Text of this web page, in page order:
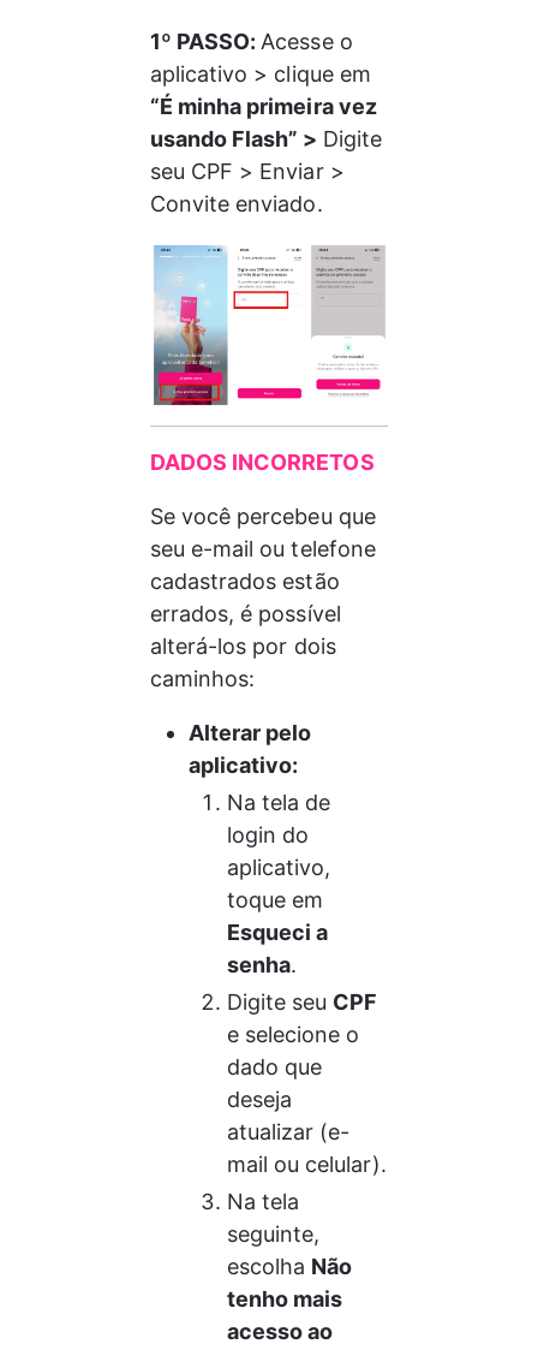
1º PASSO: Acesse o
aplicativo > clique em
“É minha primeira vez
usando Flash” > Digite
seu CPF > Enviar >
Convite enviado.
DADOS INCORRETOS
Se você percebeu que
seu e-mail ou telefone
cadastrados estão
errados, é possível
alterá-los por dois
caminhos:
Alterar pelo
aplicativo:
Na tela de
login do
aplicativo,
toque em
Esqueci a
senha.
Digite seu CPF
e selecione o
dado que
deseja
atualizar (e-
mail ou celular).
Na tela
seguinte,
escolha Não
tenho mais
acesso ao